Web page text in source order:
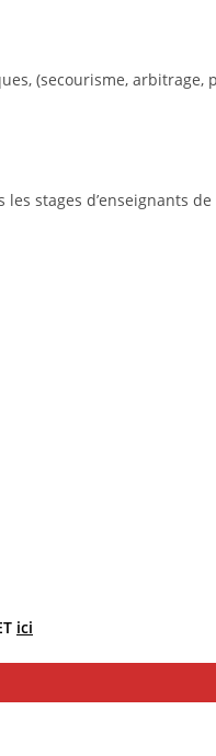
(secourisme, arbitrage,
stages d’enseignants
ici